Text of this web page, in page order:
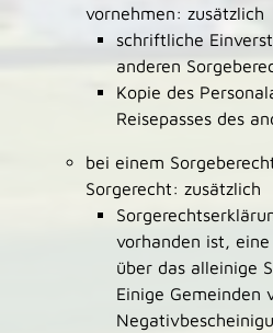
vornehmen: zusätzlich
schriftliche
anderen
Kopie des
Reisepasses des
bei einem
Sorgerecht: zusätzlich
vorhanden ist,
über das alleinige
Einige Gemeinden